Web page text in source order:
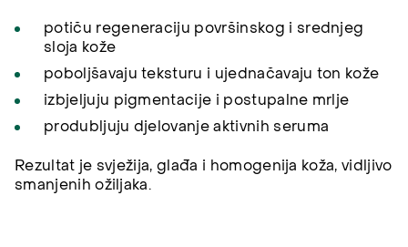
potiču regeneraciju površinskog i srednjeg
sloja kože
poboljšavaju teksturu i ujednačavaju ton kože
izbjeljuju pigmentacije i postupalne mrlje
produbljuju djelovanje aktivnih seruma
Rezultat je svježija, glađa i homogenija koža, vidljivo
smanjenih ožiljaka.